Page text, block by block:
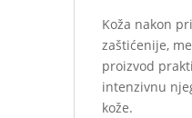
Koža nakon
zaštićenije,
proizvod
intenzivnu
kože.